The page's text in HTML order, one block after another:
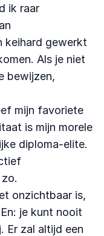
ik raar
keihard gewerkt
Als je niet
bewijzen,
mijn favoriete
is mijn morele
diploma-elite.
onzichtbaar is,
je kunt nooit
Er zal altijd een